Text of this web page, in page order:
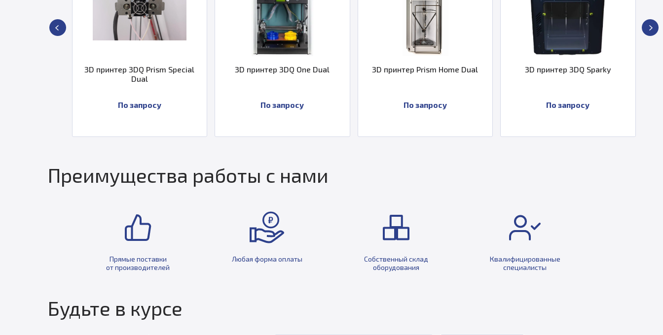
3D принтер 3DQ Prism Special
Dual
По запросу
3D принтер 3DQ One Dual
По запросу
3D принтер Prism Home Dual
По запросу
3D принтер 3DQ Sparky
По запросу
Преимущества работы с нами
Прямые поставки
от производителей
Любая форма оплаты
Собственный склад
оборудования
Квалифицированные
специалисты
Будьте в курсе